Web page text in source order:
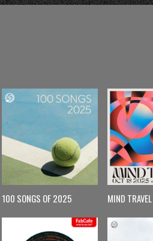
100 SONGS OF 2025 MIND TRAVEL